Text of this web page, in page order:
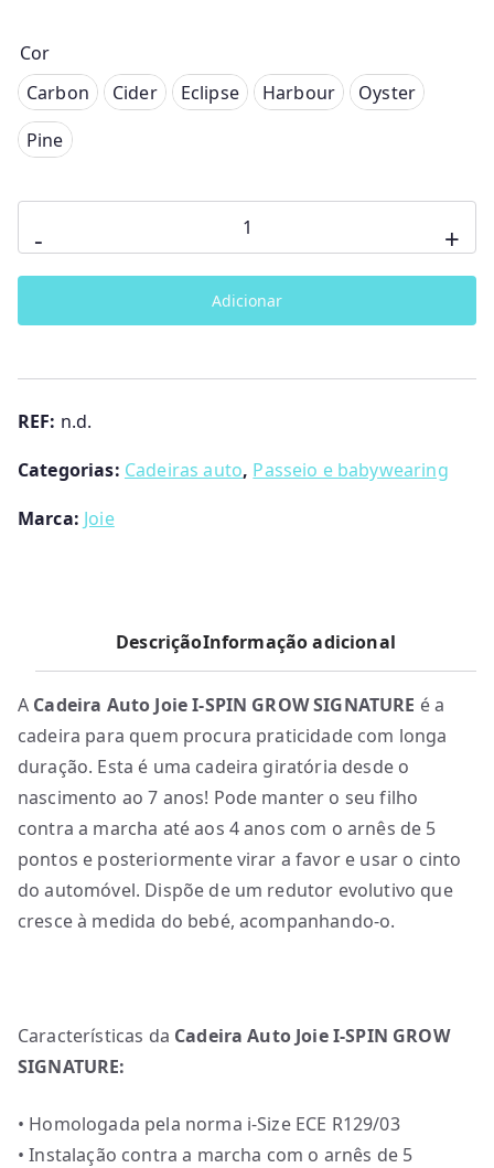
Cor
Cider
Eclipse
Pine
Carbon Cider Eclipse Harbour
Oyster
Pine
-
de
Cadeira
Signature
da
+
Adicionar
REF: n.d.
Categorias: Cadeiras auto, Passeio e babywearing
Marca: Joie
DescriçãoInformação adicional
A Cadeira Auto Joie I-SPIN GROW SIGNATURE é a
cadeira para quem procura praticidade com longa
duração. Esta é uma cadeira giratória desde o
nascimento ao 7 anos! Pode manter o seu filho
contra a marcha até aos 4 anos com o arnês de 5
pontos e posteriormente virar a favor e usar o cinto
do automóvel. Dispõe de um redutor evolutivo que
cresce à medida do bebé, acompanhando-o.
Características da Cadeira Auto Joie I-SPIN GROW
SIGNATURE:
• Homologada pela norma i-Size ECE R129/03
• Instalação contra a marcha com o arnês de 5